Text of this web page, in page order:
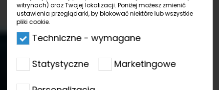
witrynach) oraz Twojej lokalizacji. Poniżej możesz zmienić
ustawienia przeglądarki, by blokować niektóre lub wszystkie
pliki cookie.
Techniczne - wymagane
Statystyczne Marketingowe